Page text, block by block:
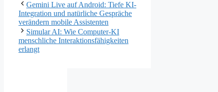
Gemini Live auf Android: Tiefe KI-
Integration und natürliche Gespräche
verändern mobile Assistenten
Simular AI: Wie Computer-KI
menschliche Interaktionsfähigkeiten
erlangt